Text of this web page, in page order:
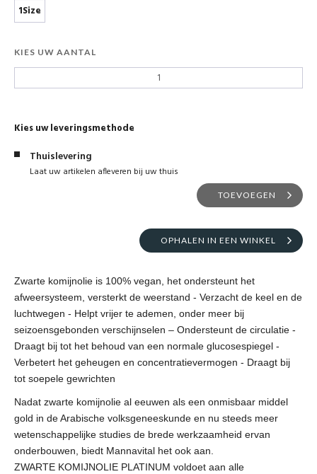
1Size
KIES UW AANTAL
Kies uw leveringsmethode
Thuislevering
Laat uw artikelen afleveren bij uw thuis
TOEVOEGEN
OPHALEN IN EEN WINKEL
Zwarte komijnolie is 100% vegan, het ondersteunt het
afweersysteem, versterkt de weerstand - Verzacht de keel en de
luchtwegen - Helpt vrijer te ademen, onder meer bij
seizoensgebonden verschijnselen – Ondersteunt de circulatie -
Draagt bij tot het behoud van een normale glucosespiegel -
Verbetert het geheugen en concentratievermogen - Draagt bij
tot soepele gewrichten
Nadat zwarte komijnolie al eeuwen als een onmisbaar middel
gold in de Arabische volksgeneeskunde en nu steeds meer
wetenschappelijke studies de brede werkzaamheid ervan
onderbouwen, biedt Mannavital het ook aan.
ZWARTE KOMIJNOLIE PLATINUM voldoet aan alle